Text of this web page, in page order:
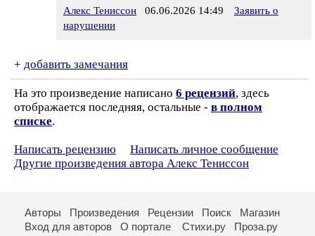
Алекс Тениссон 06.06.2026 14:49
Заявить о
нарушении
+ добавить замечания
На это произведение написано 6 рецензий, здесь
отображается последняя, остальные - в полном
списке.
Написать рецензию
Написать личное сообщение
Другие произведения автора Алекс Тениссон
Авторы Произведения Рецензии Поиск
Магазин
Вход для авторов
О портале Стихи.ру Проза.ру